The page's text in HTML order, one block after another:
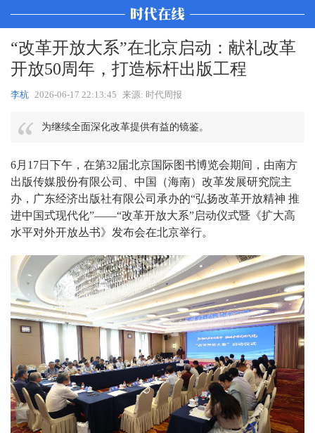
“改革开放大系”在北京启动：献礼改革
开放50周年，打造标杆出版工程
李杭 2026-06-17 22:13:45 来源: 时代周报
为继续全面深化改革提供有益的镜鉴。
6月17日下午，在第32届北京国际图书博览会期间，由南方
出版传媒股份有限公司、中国（海南）改革发展研究院主
办，广东经济出版社有限公司承办的“弘扬改革开放精神 推
进中国式现代化”——“改革开放大系”启动仪式暨《扩大高
水平对外开放丛书》发布会在北京举行。